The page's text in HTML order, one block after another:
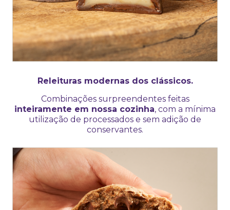
Releituras modernas dos clássicos.
Combinações surpreendentes feitas
inteiramente em nossa cozinha, com a mínima
utilização de processados e sem adição de
conservantes.